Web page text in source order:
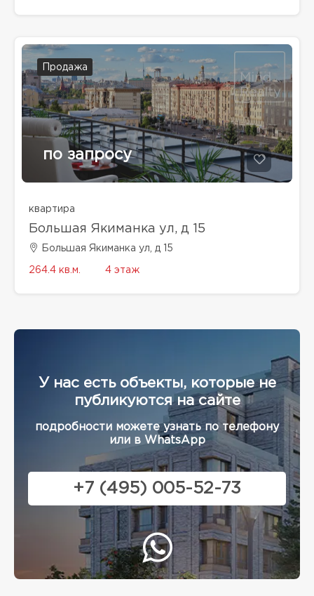
Продажа
по запросу
квартира
Большая Якиманка ул, д 15
Большая Якиманка ул, д 15
264.4 кв.м. 4 этаж
У нас есть объекты, которые не
публикуются на сайте
подробности можете узнать по телефону
или в WhatsApp
+7 (495) 005-52-73